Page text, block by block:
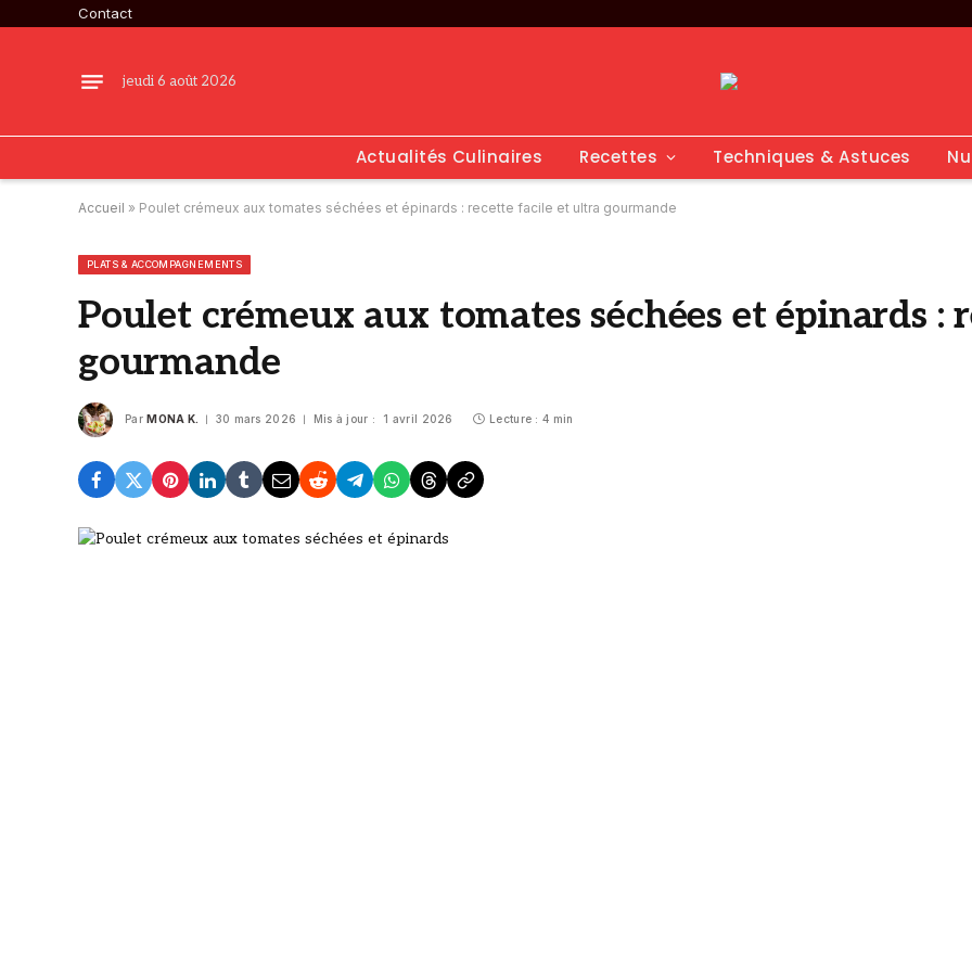
Contact
jeudi 6 août 2026
Actualités Culinaires Recettes Techniques & Astuces
Accueil » Poulet crémeux aux tomates séchées et épinards : recette facile et ultra gourmande
PLATS & ACCOMPAGNEMENTS
Poulet crémeux aux tomates séchées et épinards
gourmande
Par MONA K. 30 mars 2026 Mis à jour : 1 avril 2026 Lecture : 4 min